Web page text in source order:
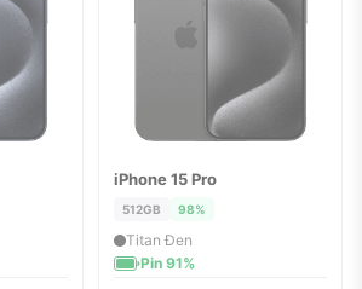
ĐÃ BÁN
iPhone 15 Pro
512GB 98%
Titan Đen
Pin 91%